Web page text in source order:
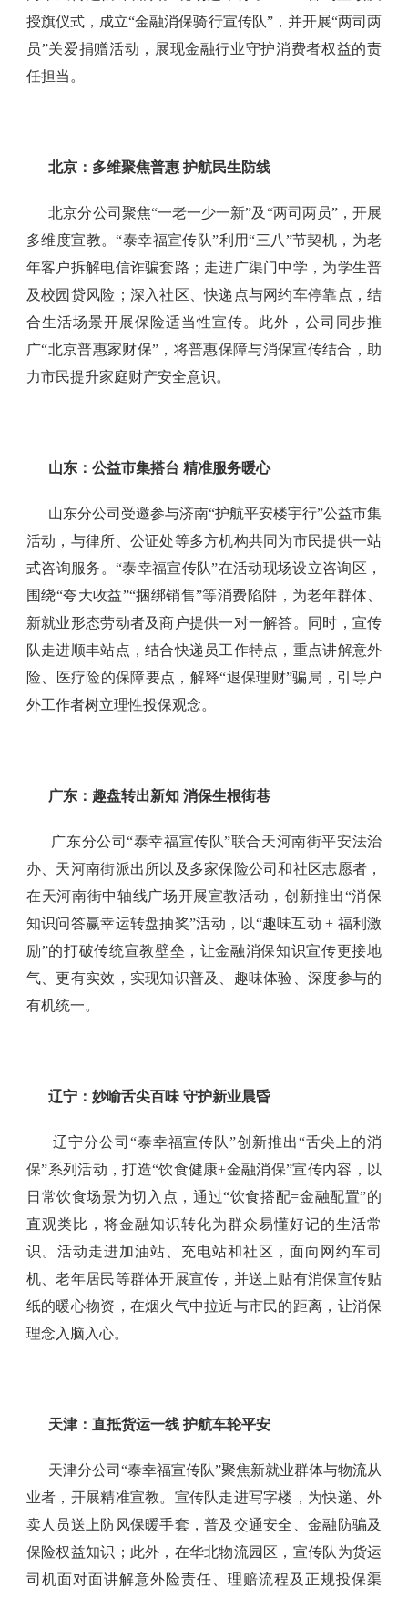
授旗仪式，成立“金融消保骑行宣传队”，并开展“两司两
员”关爱捐赠活动，展现金融行业守护消费者权益的责
任担当。
北京：多维聚焦普惠护航民生防线
北京分公司聚焦“一老一少一新”及“两司两员”，开展
多维度宣教。“泰幸福宣传队”利用“三八”节契机，为老
年客户拆解电信诈骗套路；走进广渠门中学，为学生普
及校园贷风险；深入社区、快递点与网约车停靠点，结
合生活场景开展保险适当性宣传。此外，公司同步推
广“北京普惠家财保”，将普惠保障与消保宣传结合，助
力市民提升家庭财产安全意识。
山东：公益市集搭台 精准服务暖心
山东分公司受邀参与济南“护航平安楼宇行”公益市集
活动，与律所、公证处等多方机构共同为市民提供一站
式咨询服务。“泰幸福宣传队”在活动现场设立咨询区，
围绕“夸大收益”“捆绑销售”等消费陷阱，为老年群体、
新就业形态劳动者及商户提供一对一解答。同时，宣传
队走进顺丰站点，结合快递员工作特点，重点讲解意外
险、医疗险的保障要点，解释“退保理财”骗局，引导户
外工作者树立理性投保观念。
广东：趣盘转出新知消保生根街巷
广东分公司“泰幸福宣传队”联合天河南街平安法治
办、天河南街派出所以及多家保险公司和社区志愿者，
在天河南街中轴线广场开展宣教活动，创新推出“消保
知识问答赢幸运转盘抽奖”活动，以“趣味互动 + 福利激
励”的打破传统宣教壁垒，让金融消保知识宣传更接地
气、更有实效，实现知识普及、趣味体验、深度参与的
有机统一。
辽宁：妙喻舌尖百味守护新业晨昏
辽宁分公司“泰幸福宣传队”创新推出“舌尖上的消
保”系列活动，打造“饮食健康+金融消保”宣传内容，以
日常饮食场景为切入点，通过“饮食搭配=金融配置”的
直观类比，将金融知识转化为群众易懂好记的生活常
识。活动走进加油站、充电站和社区，面向网约车司
机、老年居民等群体开展宣传，并送上贴有消保宣传贴
纸的暖心物资，在烟火气中拉近与市民的距离，让消保
理念入脑入心。
天津：直抵货运一线护航车轮平安
天津分公司“泰幸福宣传队”聚焦新就业群体与物流从
业者，开展精准宣教。宣传队走进写字楼，为快递、外
卖人员送上防风保暖手套，普及交通安全、金融防骗及
保险权益知识；此外，在华北物流园区，宣传队为货运
司机面对面讲解意外险责任、理赔流程及正规投保渠